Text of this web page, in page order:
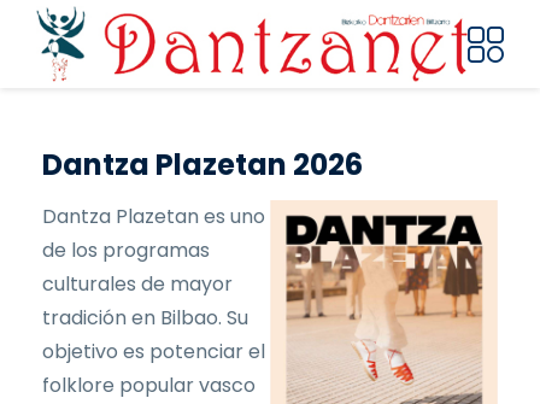
Pasar al contenido principal
Dantza Plazetan 2026
Dantza Plazetan es uno
de los programas
culturales de mayor
tradición en Bilbao. Su
objetivo es potenciar el
folklore popular vasco